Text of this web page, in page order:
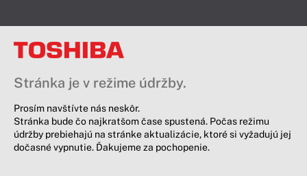
Stránka je v režime údržby.
Prosím navštívte nás neskôr.
Stránka bude čo najkratšom čase spustená. Počas režimu
údržby prebiehajú na stránke aktualizácie, ktoré si vyžadujú jej
dočasné vypnutie. Ďakujeme za pochopenie.